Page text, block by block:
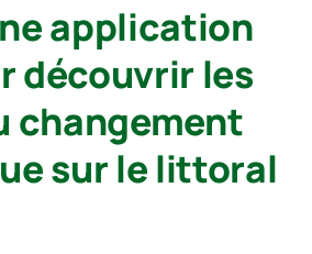
considérablement
évolué,
c’est
du
jamais
vu
;
ça
application
découvrir les
changement
sur le littoral